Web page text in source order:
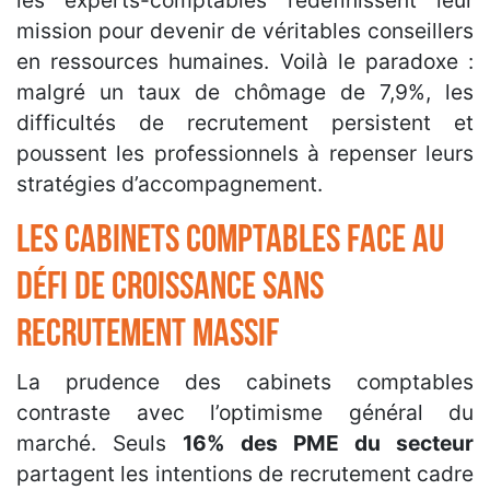
mission pour devenir de véritables conseillers
en ressources humaines. Voilà le paradoxe :
malgré un taux de chômage de 7,9%, les
difficultés de recrutement persistent et
poussent les professionnels à repenser leurs
stratégies d’accompagnement.
Les cabinets comptables face au
défi de croissance sans
recrutement massif
La prudence des cabinets comptables
contraste avec l’optimisme général du
marché. Seuls 16% des PME du secteur
partagent les intentions de recrutement cadre